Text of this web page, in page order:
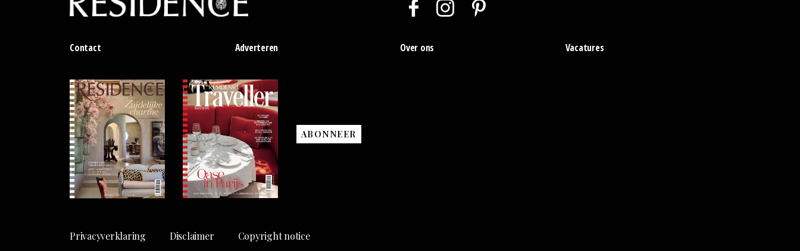
Contact Adverteren Over ons Vacatures
ABONNEER
Privacyverklaring Disclaimer Copyright notice